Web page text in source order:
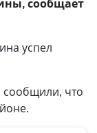
сообщает
успел
сообщили, что